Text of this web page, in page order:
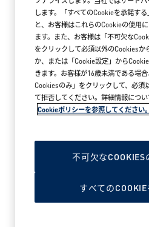
2026年5月18日
ブランドストア オ
します。「すべてのCookieを承諾す
と、お客様はこれらのCookieの使用
ます。また、お客様は「不可欠な
をクリックして必須以外のCookiesか
か、または「Cookie設定」から
きます。お客様が16歳未満である場
Cookiesのみ」をクリックして、必須
て拒否してください。詳細情報につ
Cookieポリシーを参照してください。
不可欠な
すべての